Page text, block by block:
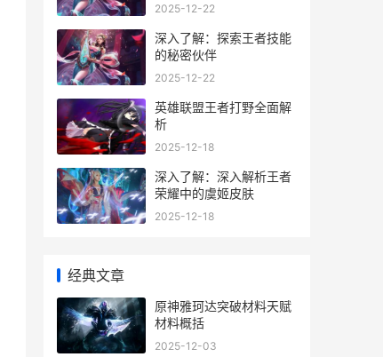
2025-12-22
深入了解：探索王者技能
的秘密伙伴
2025-12-22
英雄联盟王者打野全面解
析
2025-12-18
深入了解：深入解析王者
荣耀中的虞姬皮肤
2025-12-18
经典文章
原神雅珂达突破材料天赋
材料概括
2025-12-03